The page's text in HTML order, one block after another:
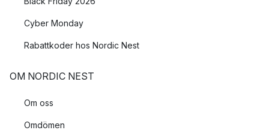
Cyber Monday
Rabattkoder hos Nordic Nest
OM NORDIC NEST
Om oss
Omdömen